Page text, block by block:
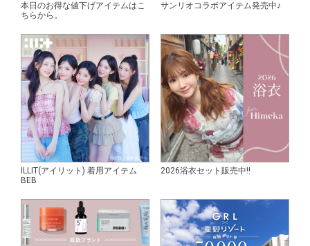
本日のお得な値下げアイテムはこ
ちらから。
サンリオコラボアイテム発売中♪
ILLIT(アイリット) 着用アイテム
BEB
2026浴衣セット販売中!!